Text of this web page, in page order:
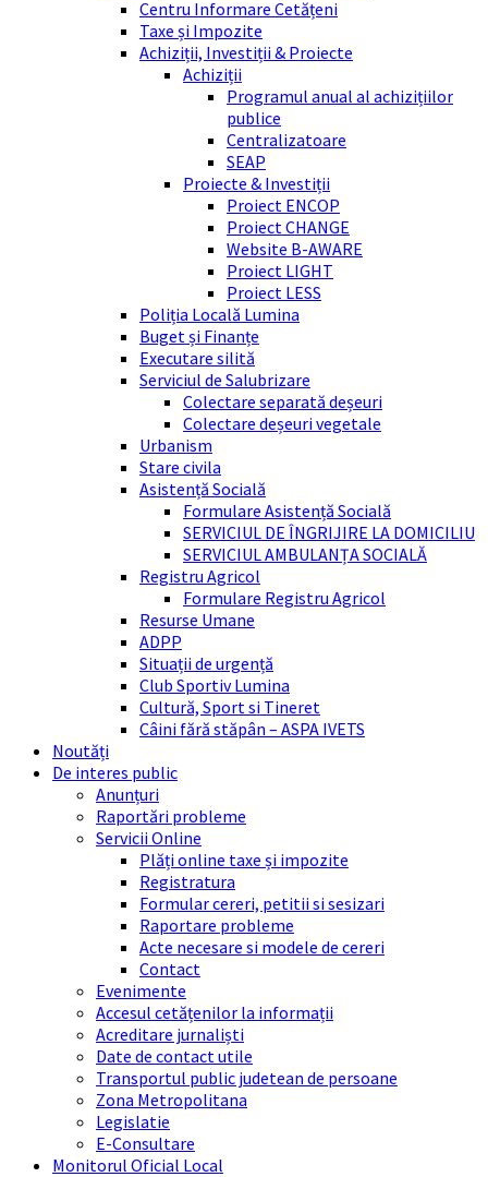
Centru Informare Cetățeni
Taxe și Impozite
Achiziții, Investiții & Proiecte
Achiziții
Programul anual al achizițiilor
publice
Centralizatoare
SEAP
Proiecte & Investiții
Proiect ENCOP
Proiect CHANGE
Website B-AWARE
Proiect LIGHT
Proiect LESS
Poliția Locală Lumina
Buget și Finanțe
Executare silită
Serviciul de Salubrizare
Colectare separată deșeuri
Colectare deșeuri vegetale
Urbanism
Stare civila
Asistență Socială
Formulare Asistență Socială
SERVICIUL DE ÎNGRIJIRE LA DOMICILIU
SERVICIUL AMBULANȚA SOCIALĂ
Registru Agricol
Formulare Registru Agricol
Resurse Umane
ADPP
Situații de urgență
Club Sportiv Lumina
Cultură, Sport si Tineret
Câini fără stăpân – ASPA IVETS
Noutăți
De interes public
Anunțuri
Raportări probleme
Servicii Online
Plăți online taxe și impozite
Registratura
Formular cereri, petitii si sesizari
Raportare probleme
Acte necesare si modele de cereri
Contact
Evenimente
Accesul cetățenilor la informații
Acreditare jurnaliști
Date de contact utile
Transportul public judetean de persoane
Zona Metropolitana
Legislatie
E-Consultare
Monitorul Oficial Local